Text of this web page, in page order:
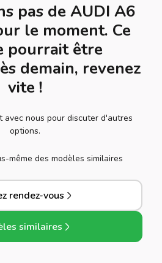
pas de AUDI A6
le moment. Ce
pourrait être
demain, revenez
vite !
avec nous pour discuter d'autres
options.
même des modèles similaires
rendez-vous
similaires